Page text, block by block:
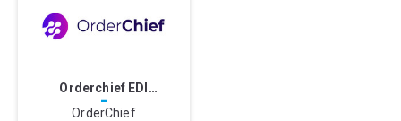
Orderchief EDI
oplossing
-
OrderChief